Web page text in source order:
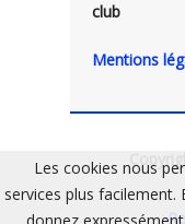
club
Mentions
Les cookies nous
services plus facilement.